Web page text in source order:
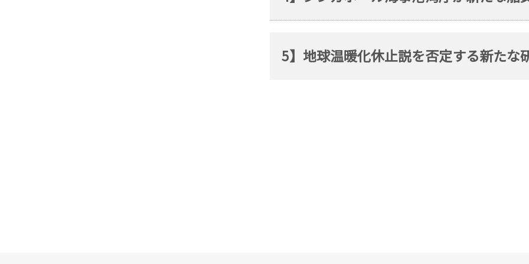
5】地球温暖化休止説を否定する新たな